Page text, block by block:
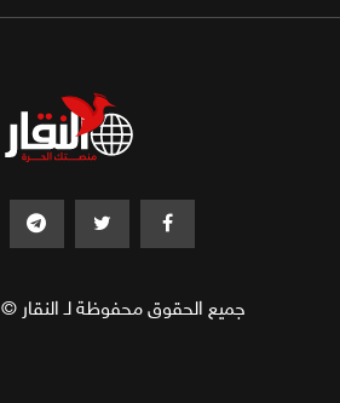
جميع الحقوق محفوظة لـ النقار © 2022 - 2026